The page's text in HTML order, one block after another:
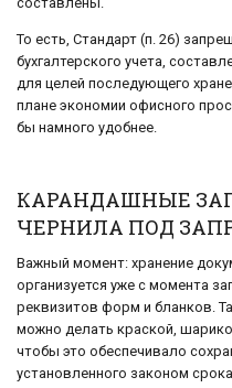
То есть, Стандарт (п. 26)
бухгалтерского учета,
для целей последующего
плане экономии офисного
бы намного удобнее.
КАРАНДАШНЫЕ
ЧЕРНИЛА ПОД
Важный момент: хранение
организуется уже с момента
реквизитов форм и бланков.
можно делать краской,
чтобы это обеспечивало
установленного законом срока